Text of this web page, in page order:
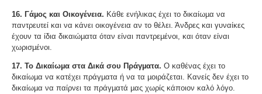
16. Γάµος και Οικογένεια. Κάθε ενήλικας έχει το δικαίωµα να
παντρευτεί και να κάνει οικογένεια αν το θέλει. Άνδρες και γυναίκες
έχουν τα ίδια δικαιώµατα όταν είναι παντρεµένοι, και όταν είναι
χωρισµένοι.
17. Το Δικαίωµα στα Δικά σου Πράγµατα. Ο καθένας έχει το
δικαίωµα να κατέχει πράγµατα ή να τα µοιράζεται. Κανείς δεν έχει το
δικαίωµα να παίρνει τα πράγµατά µας χωρίς κάποιον καλό λόγο.